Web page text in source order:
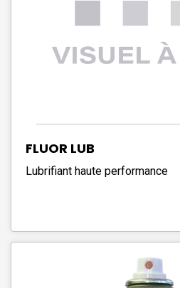
FLUOR LUB
Lubrifiant haute performance